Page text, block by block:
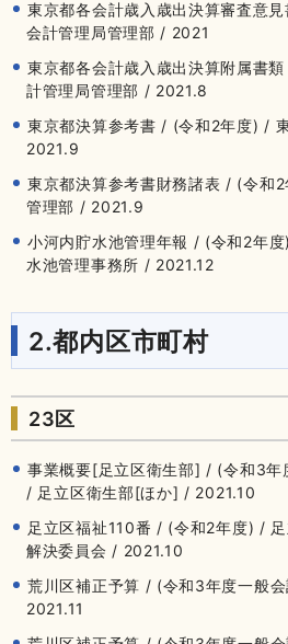
東京都各会計歳入歳出決算審査意
会計管理局管理部 / 2021
東京都各会計歳入歳出決算附属書
計管理局管理部 / 2021.8
東京都決算参考書 / (令和2年度) /
2021.9
東京都決算参考書財務諸表 / (令和
管理部 / 2021.9
小河内貯水池管理年報 / (令和2年
水池管理事務所 / 2021.12
2.都内区市町村
23区
事業概要[足立区衛生部] / (令和3年
/ 足立区衛生部[ほか] / 2021.10
足立区福祉110番 / (令和2年度) /
解決委員会 / 2021.10
荒川区補正予算 / (令和3年度一般
2021.11